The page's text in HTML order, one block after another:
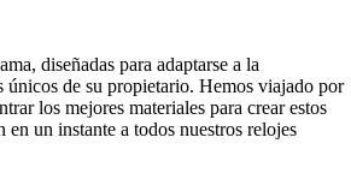
diseñadas para adaptarse a la
únicos de su propietario. Hemos viajado por
los mejores materiales para crear estos
en un instante a todos nuestros relojes